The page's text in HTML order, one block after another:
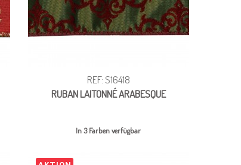
REF: S16418
RUBAN LAITONNÉ ARABESQUE
In 3 Farben verfügbar